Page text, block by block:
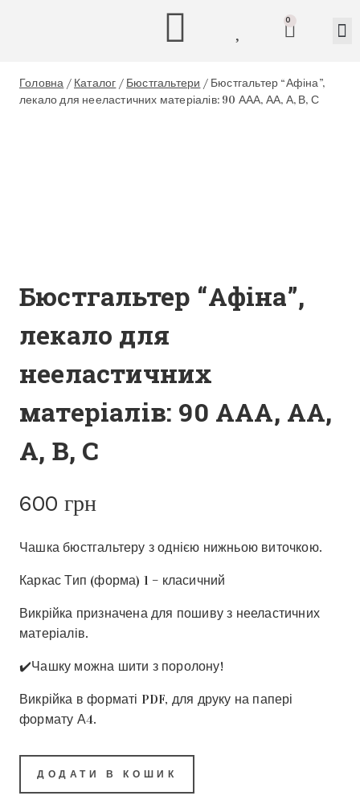
0
Головна / Каталог / Бюстгальтери / Бюстгальтер “Афіна”,
лекало для нееластичних матеріалів: 90 ААА, АА, А, В, С
Бюстгальтер “Афіна”,
лекало для
нееластичних
матеріалів: 90 ААА, АА,
А, В, С
600 грн
Чашка бюстгальтеру з однією нижньою виточкою.
Каркас Тип (форма) 1 – класичний
Викрійка призначена для пошиву з нееластичних
матеріалів.
✔️Чашку можна шити з поролону!
Викрійка в форматі PDF, для друку на папері
формату А4.
ДОДАТИ В КОШИК